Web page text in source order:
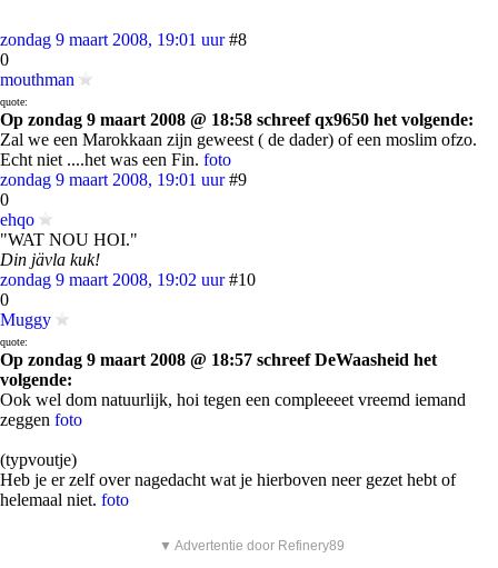
zondag 9 maart 2008, 19:01 uur #8
0
mouthman
quote:
Op zondag 9 maart 2008 @ 18:58 schreef qx9650 het volgende:
Zal we een Marokkaan zijn geweest ( de dader) of een moslim ofzo.
Echt niet ....het was een Fin. foto
zondag 9 maart 2008, 19:01 uur #9
0
ehqo
"WAT NOU HOI."
Din jävla kuk!
zondag 9 maart 2008, 19:02 uur #10
0
Muggy
quote:
Op zondag 9 maart 2008 @ 18:57 schreef DeWaasheid het
volgende:
Ook wel dom natuurlijk, hoi tegen een compleeeet vreemd iemand
zeggen foto
(typvoutje)
Heb je er zelf over nagedacht wat je hierboven neer gezet hebt of
helemaal niet. foto
▼ Advertentie door Refinery89